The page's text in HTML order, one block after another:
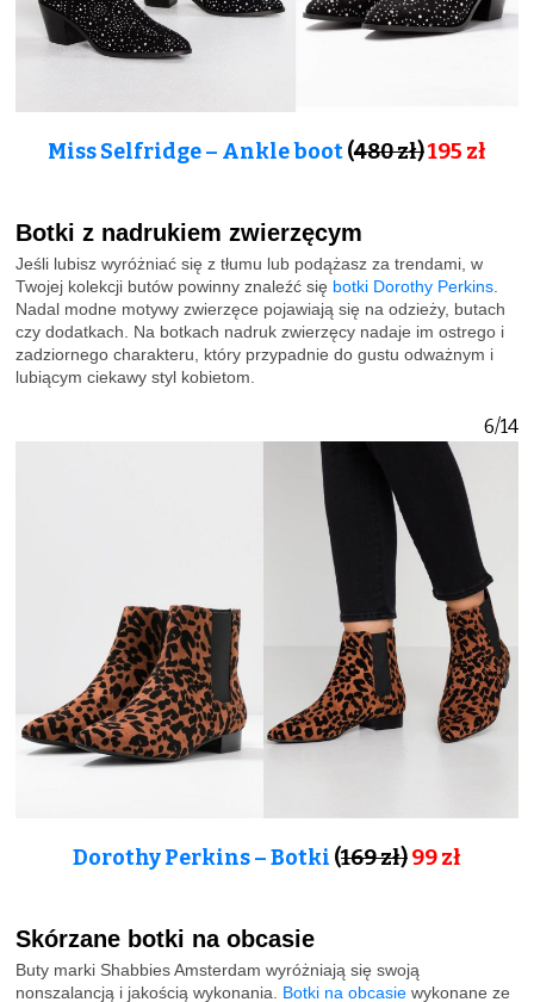
Miss Selfridge – Ankle boot(480 zł)195 zł
Botki z nadrukiem zwierzęcym
Jeśli lubisz wyróżniać się z tłumu lub podążasz za trendami, w
Twojej kolekcji butów powinny znaleźć się botki Dorothy Perkins
Nadal modne motywy zwierzęce pojawiają się na odzieży, butach
czy dodatkach. Na botkach nadruk zwierzęcy nadaje im ostrego i
zadziornego charakteru, który przypadnie do gustu odważnym i
lubiącym ciekawy styl kobietom.
6/14
Dorothy Perkins – Botki (169 zł)99 zł
Skórzane botki na obcasie
Buty marki Shabbies Amsterdam wyróżniają się swoją
nonszalancją i jakością wykonania. Botki na obcasie wykonane ze